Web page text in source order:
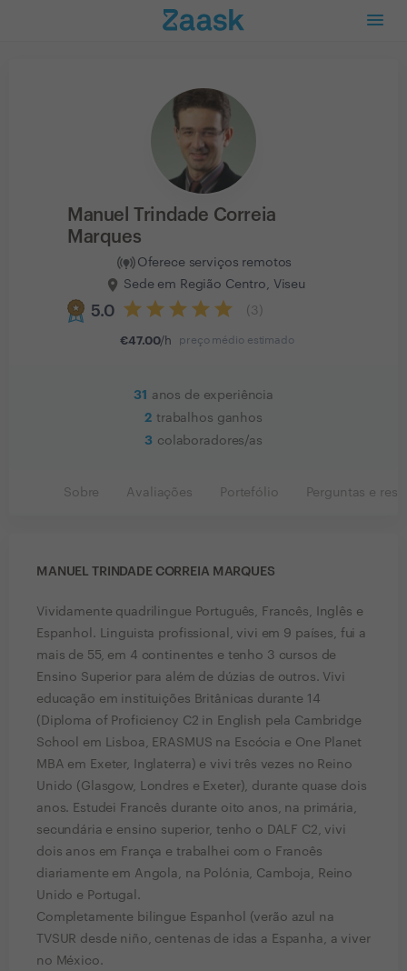
Manuel Trindade Correia
Marques
Oferece serviços remotos
Sede em Região Centro, Viseu
5.0 3
€47.00/h preço médio estimado
31
anos de experiência
2 trabalhos ganhos
3 colaboradores/as
Sobre Avaliações Portefólio Perguntas e
MANUEL TRINDADE CORREIA MARQUES
Vividamente quadrilingue Português, Francês, Inglês e
Espanhol. Linguista profissional, vivi em 9 países, fui a
mais de 55, em 4 continentes e tenho 3 cursos de
Ensino Superior para além de dúzias de outros. Vivi
educação em instituições Britânicas durante 14
(Diploma of Proficiency C2 in English pela Cambridge
School em Lisboa, ERASMUS na Escócia e One Planet
MBA em Exeter, Inglaterra) e vivi três vezes no Reino
Unido (Glasgow, Londres e Exeter), durante quase dois
anos. Estudei Francês durante oito anos, na primária,
secundária e ensino superior, tenho o DALF C2, vivi
dois anos em França e trabalhei com o Francês
diariamente em Angola, na Polónia, Camboja, Reino
Unido e Portugal.
Completamente bilingue Espanhol (verão azul na
TVSUR desde niño, centenas de idas a Espanha, a viver
no México.